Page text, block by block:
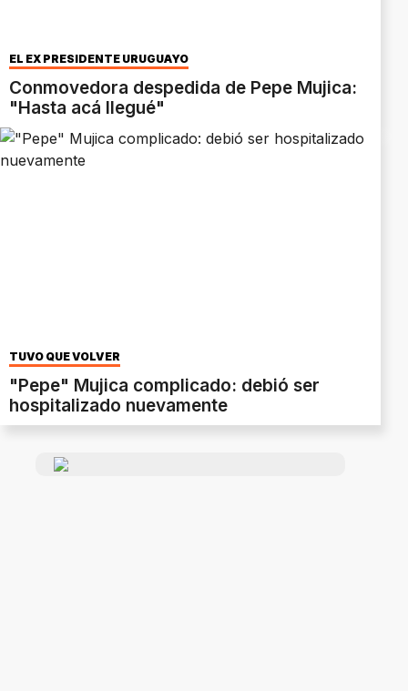
EL EX PRESIDENTE URUGUAYO
Conmovedora despedida de Pepe Mujica:
"Hasta acá llegué"
TUVO QUE VOLVER
"Pepe" Mujica complicado: debió ser
hospitalizado nuevamente